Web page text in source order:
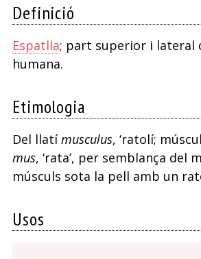
Definició
Espatlla; part superior i lateral
humana.
Etimologia
Del llatímusculus, ‘ratolí;
mus, ‘rata’, per semblança del
músculs sota la pell amb un
Usos